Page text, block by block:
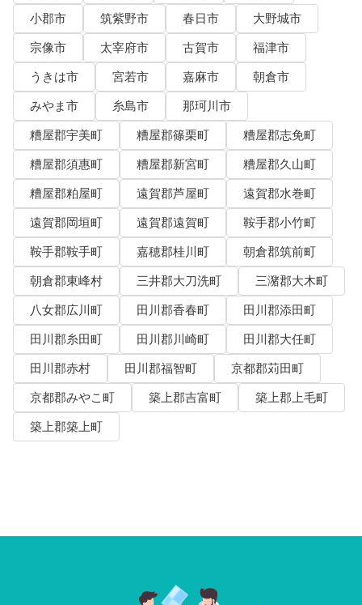
小郡市
筑紫野市 春日市
大野城市
宗像市
太宰府市 古賀市
福津市
うきは市
宮若市 嘉麻市
朝倉市
みやま市
糸島市
那珂川市
糟屋郡宇美町
糟屋郡篠栗町
糟屋郡志免町
糟屋郡須惠町
糟屋郡新宮町
糟屋郡久山町
糟屋郡粕屋町
遠賀郡芦屋町
遠賀郡水巻町
遠賀郡岡垣町
遠賀郡遠賀町
鞍手郡小竹町
鞍手郡鞍手町
嘉穂郡桂川町
朝倉郡筑前町
朝倉郡東峰村
三井郡大刀洗町
三潴郡大木町
八女郡広川町
田川郡香春町
田川郡添田町
田川郡糸田町
田川郡川崎町
田川郡大任町
田川郡赤村
田川郡福智町
京都郡苅田町
京都郡みやこ町
築上郡吉富町
築上郡上毛町
築上郡築上町